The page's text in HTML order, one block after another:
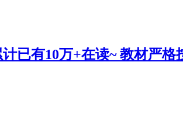
已有10万+在读~ 教材严